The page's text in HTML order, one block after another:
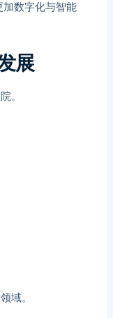
数字化与智能
展
。
域。